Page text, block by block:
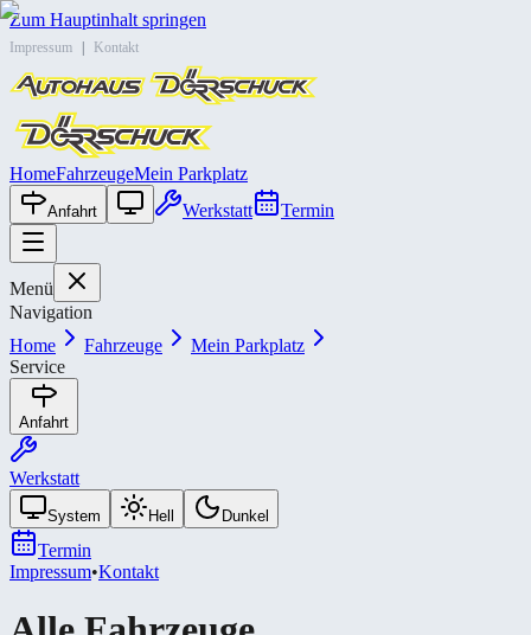
Zum Hauptinhalt springen
Impressum Kontakt
HomeFahrzeugeMein Parkplatz
Anfahrt Werkstatt Termin
Menü
Navigation
Home
Fahrzeuge
Mein Parkplatz
Service
Anfahrt
Werkstatt
System Hell Dunkel
Termin
Impressum•Kontakt